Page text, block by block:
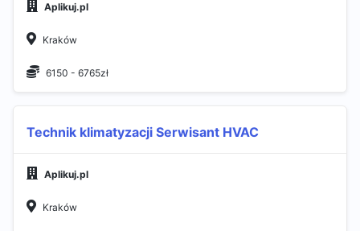
Aplikuj.pl
Kraków
6150 - 6765zł
Technik klimatyzacji Serwisant HVAC
Aplikuj.pl
Kraków